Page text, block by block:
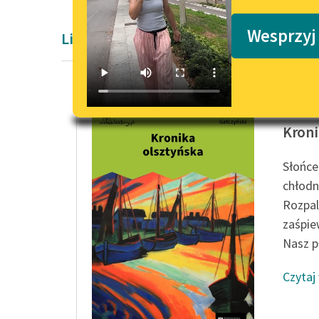
Liryka Konstantego Ildefonsa
Nasz
Czytaj